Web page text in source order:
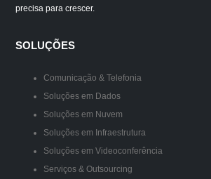
precisa para crescer.
SOLUÇÕES
Comunicação & Telefonia
Soluções em Dados
Soluções em Nuvem
Soluções em Infraestrutura
Soluções em Videoconferência
Serviços & Outsourcing